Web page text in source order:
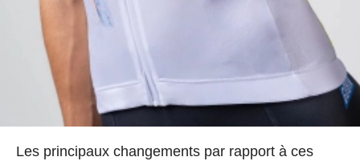
Les principaux changements par rapport à ces